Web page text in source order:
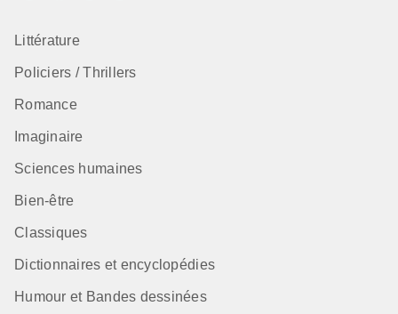
Littérature
Policiers / Thrillers
Romance
Imaginaire
Sciences humaines
Bien-être
Classiques
Dictionnaires et encyclopédies
Humour et Bandes dessinées